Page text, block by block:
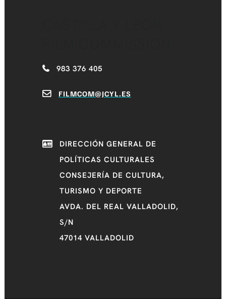
983 376 405
FILMCOM@JCYL.ES
DIRECCIÓN GENERAL DE
POLÍTICAS CULTURALES
CONSEJERÍA DE CULTURA,
TURISMO Y DEPORTE
AVDA. DEL REAL VALLADOLID,
S/N
47014 VALLADOLID